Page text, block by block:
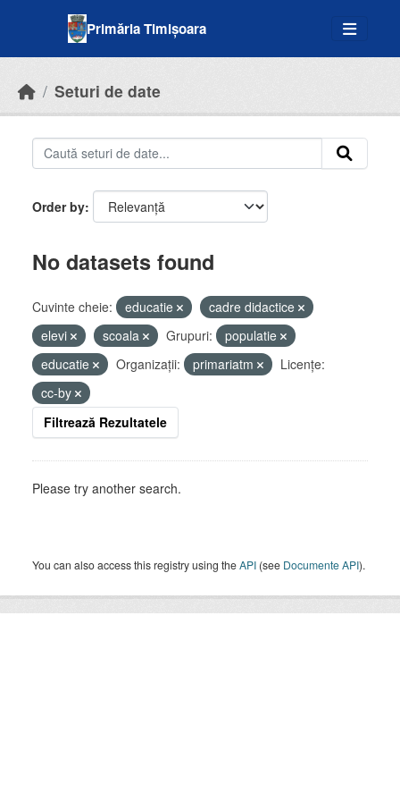
Primăria Timișoara
Seturi de date
Order by
No datasets found
Cuvinte cheie: educatie
cadre didactice
elevi
scoala Grupuri:
populatie
educatie
Organizații: primariatm
Licenţe:
cc-by
Filtrează Rezultatele
Please try another search.
You can also access this registry using theAPI (see Documente API).